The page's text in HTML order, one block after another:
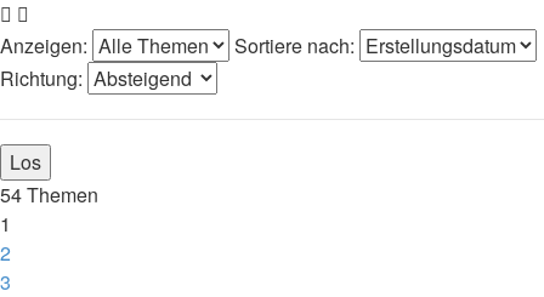
Anzeigen:
Sortiere nach:
Richtung:
54 Themen
1
2
3